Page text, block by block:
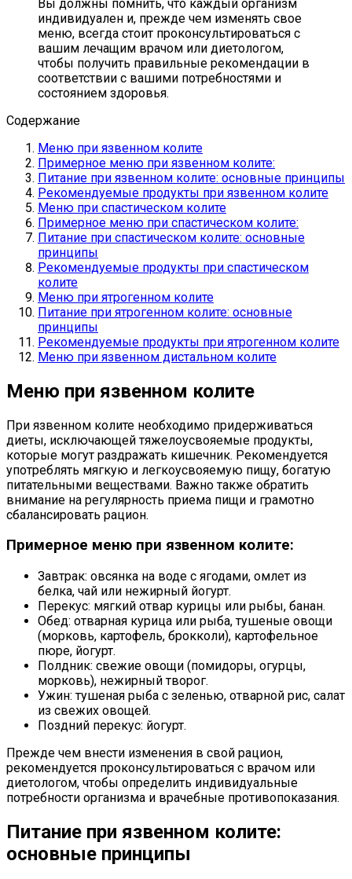
Вы должны помнить, что каждый организм
индивидуален и, прежде чем изменять свое
меню, всегда стоит проконсультироваться с
вашим лечащим врачом или диетологом,
чтобы получить правильные рекомендации в
соответствии с вашими потребностями и
состоянием здоровья.
Содержание
Меню при язвенном колите
Примерное меню при язвенном колите:
Питание при язвенном колите: основные принципы
Рекомендуемые продукты при язвенном колите
Меню при спастическом колите
Примерное меню при спастическом колите:
Питание при спастическом колите: основные
принципы
Рекомендуемые продукты при спастическом
колите
Меню при ятрогенном колите
Питание при ятрогенном колите: основные
принципы
Рекомендуемые продукты при ятрогенном колите
Меню при язвенном дистальном колите
Меню при язвенном колите
При язвенном колите необходимо придерживаться
диеты, исключающей тяжелоусвояемые продукты,
которые могут раздражать кишечник. Рекомендуется
употреблять мягкую и легкоусвояемую пищу, богатую
питательными веществами. Важно также обратить
внимание на регулярность приема пищи и грамотно
сбалансировать рацион.
Примерное меню при язвенном колите:
Завтрак: овсянка на воде с ягодами, омлет из
белка, чай или нежирный йогурт.
Перекус: мягкий отвар курицы или рыбы, банан.
Обед: отварная курица или рыба, тушеные овощи
(морковь, картофель, брокколи), картофельное
пюре, йогурт.
Полдник: свежие овощи (помидоры, огурцы,
морковь), нежирный творог.
Ужин: тушеная рыба с зеленью, отварной рис, салат
из свежих овощей.
Поздний перекус: йогурт.
Прежде чем внести изменения в свой рацион,
рекомендуется проконсультироваться с врачом или
диетологом, чтобы определить индивидуальные
потребности организма и врачебные противопоказания.
Питание при язвенном колите:
основные принципы